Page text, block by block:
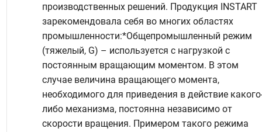
производственных решений. Продукция INSTART
зарекомендовала себя во многих областях
промышленности:*Общепромышленный режим
(тяжелый, G) – используется с нагрузкой с
постоянным вращающим моментом. В этом
случае величина вращающего момента,
необходимого для приведения в действие
либо механизма, постоянна независимо от
скорости вращения. Примером такого режима